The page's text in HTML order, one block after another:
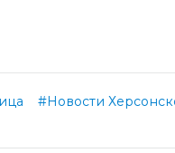
#Новости